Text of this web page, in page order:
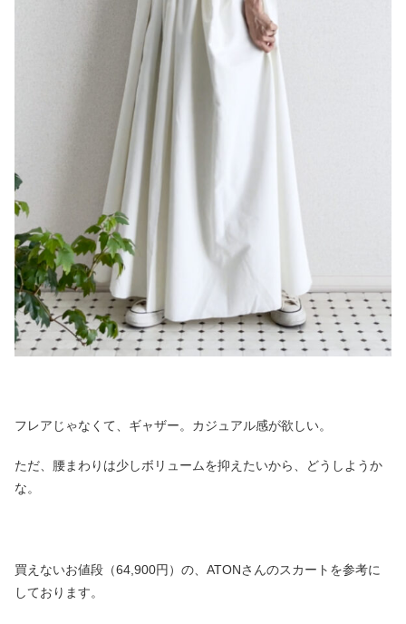
フレアじゃなくて、ギャザー。カジュアル感が欲しい。
ただ、腰まわりは少しボリュームを抑えたいから、どうしようか
な。
買えないお値段（64,900円）の、ATONさんのスカートを参考に
しております。